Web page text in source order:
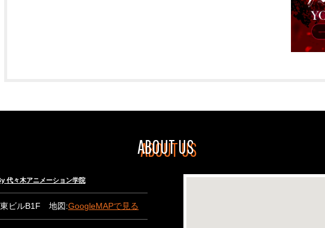
ABOUT US
代々木アニメーション学院
東ビルB1F 地図:GoogleMAPで見る